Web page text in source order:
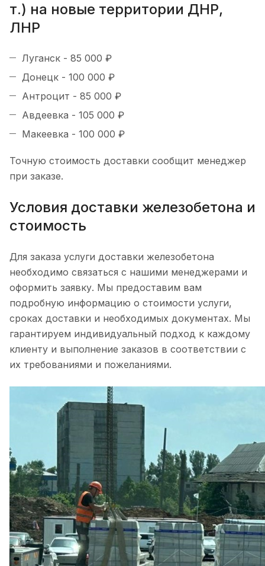
т.) на новые территории ДНР,
ЛНР
Луганск - 85 000 ₽
Донецк - 100 000 ₽
Антроцит - 85 000 ₽
Авдеевка - 105 000 ₽
Макеевка - 100 000 ₽
Точную стоимость доставки сообщит менеджер
при заказе.
Условия доставки железобетона и
стоимость
Для заказа услуги доставки железобетона
необходимо связаться с нашими менеджерами и
оформить заявку. Мы предоставим вам
подробную информацию о стоимости услуги,
сроках доставки и необходимых документах. Мы
гарантируем индивидуальный подход к каждому
клиенту и выполнение заказов в соответствии с
их требованиями и пожеланиями.